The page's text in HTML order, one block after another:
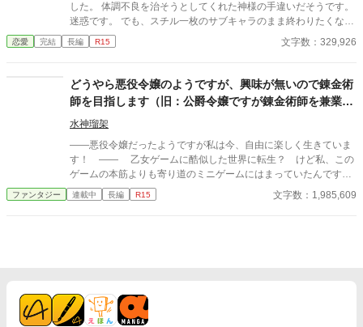
した。 体調不良を治そうとしてくれた神様の手違いだそうです。
迷惑です。 でも、スチル一枚のサブキャラのまま終わりたくない
ので、最萌えだった神竜王を攻略させていただきます。 ※ヒロイ
ンは親友に溺愛されます。ＧＬではないですが、お嫌いな方はご
しましたが、改稿はしていません。誤字は気づいたら直します。
表紙イラストはのの様に依頼しました。
恋愛 完結 長編 R15 文字数：329,926
どうやら悪役令嬢のようですが、興味が無いので錬金術
師を目指します（旧：公爵令嬢ですが錬金術師を兼業し
ます）
水神瑠架
――悪役令嬢だったようですが私は今、自由に楽しく生きていま
す！ ―― 乙女ゲームに酷似した世界に転生？ けど私、この
ゲームの本筋よりも寄り道のミニゲームにはまっていたんですけ
ど？ 基本的に攻略者達の顔もうろ覚えなんですけど？！ けど
転生してしまったら仕方無いですよね。攻略者を助けるなんて面
蘇った公爵令嬢が自分がゲームの中での悪役令嬢だという事も知
らず大好きな【錬金術】を極めるため邁進します。流石に途中で
ファンタジー 連載中 長編 R15 文字数：1,985,609